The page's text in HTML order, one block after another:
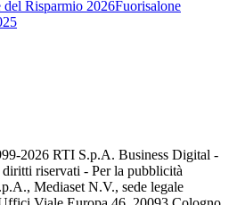
del Risparmio 2026Fuorisalone
2026 RTI S.p.A. Business Digital -
riservati - Per la pubblicità
Mediaset N.V., sede legale